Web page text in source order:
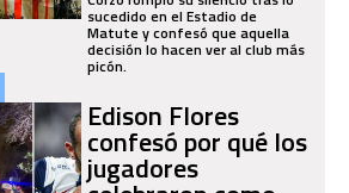
sucedido en el Estadio de
Matute y confesó que aquella
decisión lo hacen ver al club más
picón.
Edison Flores
confesó por qué los
jugadores